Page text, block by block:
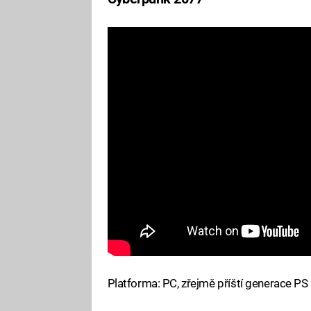
Platforma: PC, zřejmě příští generace PS